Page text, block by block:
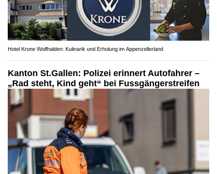
Hotel Krone Wolfhalden: Kulinarik und Erholung im Appenzellerland
Kanton St.Gallen: Polizei erinnert Autofahrer –
„Rad steht, Kind geht“ bei Fussgängerstreifen